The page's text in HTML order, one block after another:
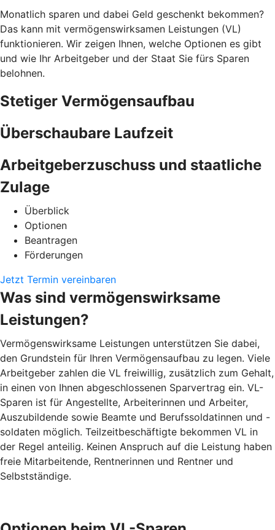
Monatlich sparen und dabei Geld geschenkt bekommen?
Das kann mit vermögenswirksamen Leistungen (VL)
funktionieren. Wir zeigen Ihnen, welche Optionen es gibt
und wie Ihr Arbeitgeber und der Staat Sie fürs Sparen
belohnen.
Stetiger Vermögensaufbau
Überschaubare Laufzeit
Arbeitgeberzuschuss und staatliche
Zulage
Überblick
Optionen
Beantragen
Förderungen
Jetzt Termin vereinbaren
Was sind vermögenswirksame
Leistungen?
Vermögenswirksame Leistungen unterstützen Sie dabei,
den Grundstein für Ihren Vermögensaufbau zu legen. Viele
Arbeitgeber zahlen die VL freiwillig, zusätzlich zum Gehalt,
in einen von Ihnen abgeschlossenen Sparvertrag ein. VL-
Sparen ist für Angestellte, Arbeiterinnen und Arbeiter,
Auszubildende sowie Beamte und Berufssoldatinnen und -
soldaten möglich. Teilzeitbeschäftigte bekommen VL in
der Regel anteilig. Keinen Anspruch auf die Leistung haben
freie Mitarbeitende, Rentnerinnen und Rentner und
Selbstständige.